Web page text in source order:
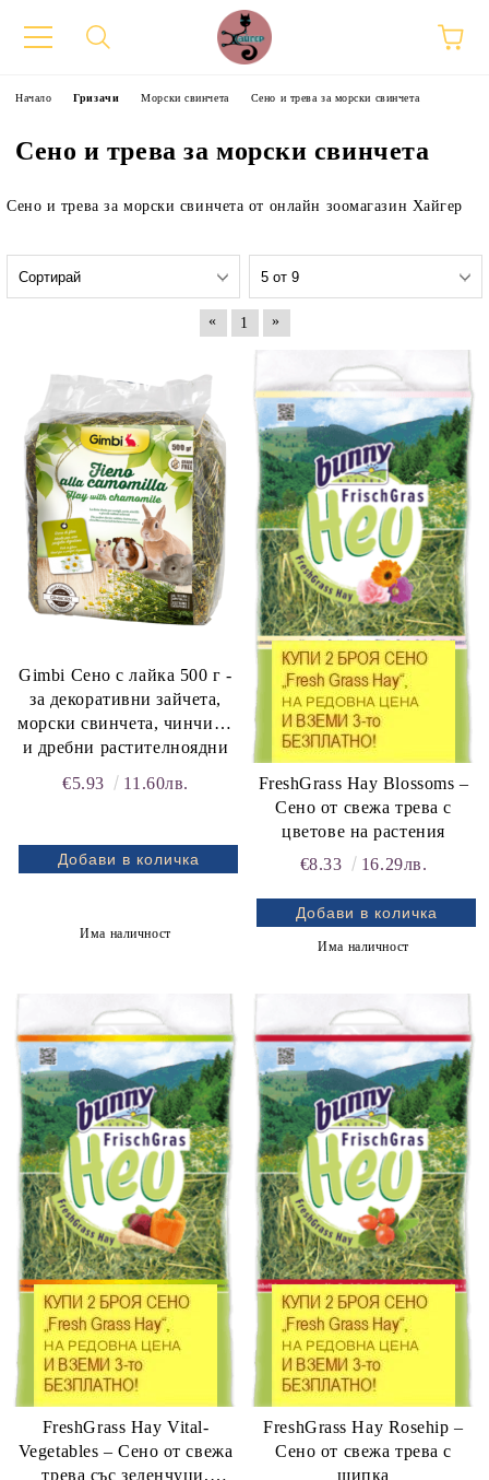
Flatazor,
Начало Гризачи Морски свинчета Сено и трева за морски свинчета
Сено и трева за морски свинчета
Сено и трева за морски свинчета от онлайн зоомагазин Хайгер
« 1 »
Gimbi Сено с лайка 500 г -
за декоративни зайчета,
морски свинчета, чинчили
и дребни растителноядни
бозайници
€5.93 11.60лв.
Има наличност
FreshGrass Hay Blossoms –
Сено от свежа трева с
цветове на растения
€8.33
16.29лв.
Има наличност
FreshGrass Hay Vital-
Vegetables – Сено от свежа
трева със зеленчуци,
FreshGrass Hay Rosehip –
Сено от свежа трева с
шипка